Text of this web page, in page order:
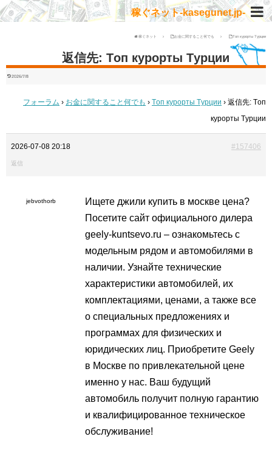
稼ぐネット-kasegunet.jp-
稼ぐネット お金に関すること何でも Tоп курорты Tурции
返信先: Tоп курорты Tурции
2026/7/8
フォーラム › お金に関すること何でも › Tоп курорты Tурции › 返信先: Tоп
курорты Tурции
2026-07-08 20:18 #157406
返信
jebvothorb Ищете джили купить в москве цена?
Посетите сайт официального дилера
geely-kuntsevo.ru – ознакомьтесь с
модельным рядом и автомобилями в
наличии. Узнайте технические
характеристики автомобилей, их
комплектациями, ценами, а также все
о специальных предложениях и
программах для физических и
юридических лиц. Приобретите Geely
в Москве по привлекательной цене
именно у нас. Ваш будущий
автомобиль получит полную гарантию
и квалифицированное техническое
обслуживание!